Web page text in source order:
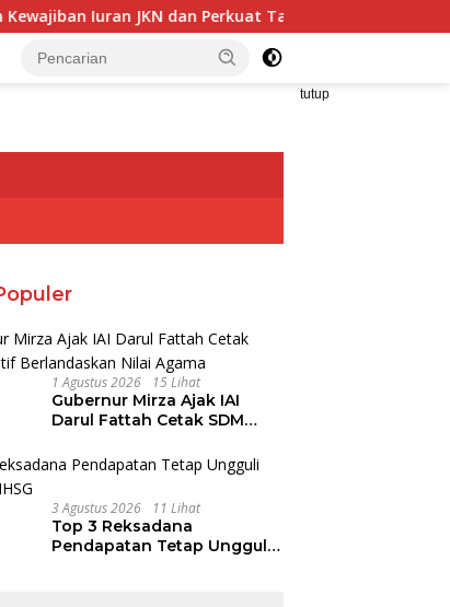
JKN dan Perkuat Tata Kelola Kepesertaan BPJS
tutup
1 Agustus 2026 15 Lihat
Gubernur Mirza Ajak IAI
Darul Fattah Cetak SDM
Agama
3 Agustus 2026 11 Lihat
Top 3 Reksadana
Pendapatan Tetap Ungguli